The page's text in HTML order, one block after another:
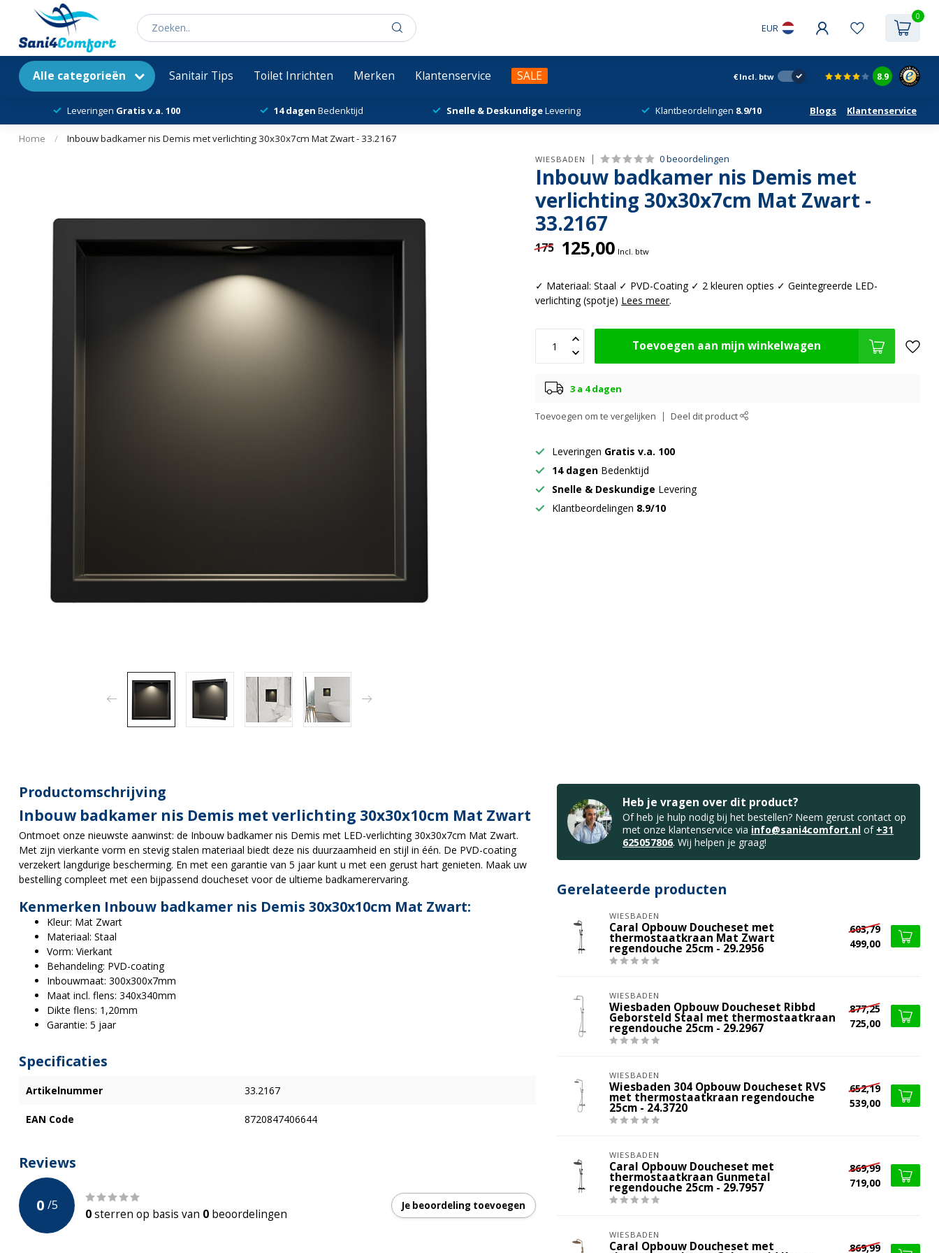
EUR
0
Alle categorieën Sanitair Tips Toilet Inrichten Merken Klantenservice SALE € Incl. btw 8.9
Leveringen Gratis v.a. 100 14 dagen Bedenktijd Snelle & DeskundigeLevering Klantbeordelingen 8.9/10 Blogs Klantenservice
Home / Inbouw badkamer nis Demis met verlichting 30x30x7cm Mat Zwart - 33.2167
WIESBADEN 0 beoordelingen
Inbouw badkamer nis Demis met
verlichting 30x30x7cm Mat Zwart -
33.2167
175 125,00 Incl. btw
✓ Materiaal: Staal ✓ PVD-Coating ✓ 2 kleuren opties ✓ Geintegreerde LED-
verlichting (spotje) Lees meer.
Toevoegen aan mijn winkelwagen
3 a 4 dagen
Toevoegen om te vergelijken Deel dit product
Leveringen Gratis v.a. 100
14 dagen Bedenktijd
Snelle & Deskundige Levering
Klantbeordelingen 8.9/10
Productomschrijving
Inbouw badkamer nis Demis met verlichting 30x30x10cm Mat Zwart
Ontmoet onze nieuwste aanwinst: de Inbouw badkamer nis Demis met LED-verlichting 30x30x7cm Mat Zwart.
Met zijn vierkante vorm en stevig stalen materiaal biedt deze nis duurzaamheid en stijl in één. De PVD-coating
verzekert langdurige bescherming. En met een garantie van 5 jaar kunt u met een gerust hart genieten. Maak uw
bestelling compleet met een bijpassend doucheset voor de ultieme badkamerervaring.
Kenmerken Inbouw badkamer nis Demis 30x30x10cm Mat Zwart:
Kleur: Mat Zwart
Materiaal: Staal
Vorm: Vierkant
Behandeling: PVD-coating
Inbouwmaat: 300x300x7mm
Maat incl. flens: 340x340mm
Dikte flens: 1,20mm
Garantie: 5 jaar
Specificaties
Artikelnummer 33.2167
EAN Code 8720847406644
Reviews
0 /5
0sterren op basis van 0 beoordelingen
Je beoordeling toevoegen
Heb je vragen over dit product?
Of heb je hulp nodig bij het bestellen? Neem gerust contact op
met onze klantenservice via info@sani4comfort.nl of +31
625057806. Wij helpen je graag!
Gerelateerde producten
WIESBADEN
Caral Opbouw Doucheset met
thermostaatkraan Mat Zwart
regendouche 25cm - 29.2956
603,79
499,00
WIESBADEN
Wiesbaden Opbouw Doucheset Ribbd
Geborsteld Staal met thermostaatkraan
regendouche 25cm - 29.2967
877,25
725,00
WIESBADEN
Wiesbaden 304 Opbouw Doucheset RVS
met thermostaatkraan regendouche
25cm - 24.3720
652,19
539,00
WIESBADEN
Caral Opbouw Doucheset met
thermostaatkraan Gunmetal
regendouche 25cm - 29.7957
869,99
719,00
WIESBADEN
Caral Opbouw Doucheset met
869,99